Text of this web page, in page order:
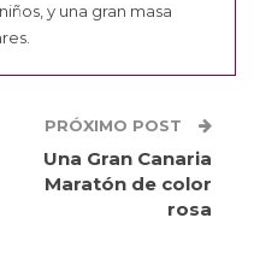
y una gran masa
PRÓXIMO POST
Una Gran Canaria
Maratón de color
rosa